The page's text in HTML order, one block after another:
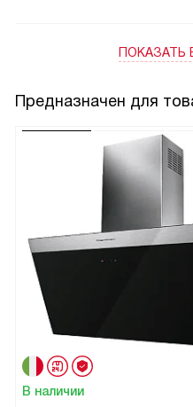
ПОКАЗАТЬ
Предназначен для
В наличии